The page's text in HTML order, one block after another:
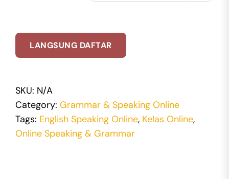
LANGSUNG DAFTAR
SKU: N/A
Category: Grammar & Speaking Online
Tags: English Speaking Online, Kelas Online,
Online Speaking & Grammar